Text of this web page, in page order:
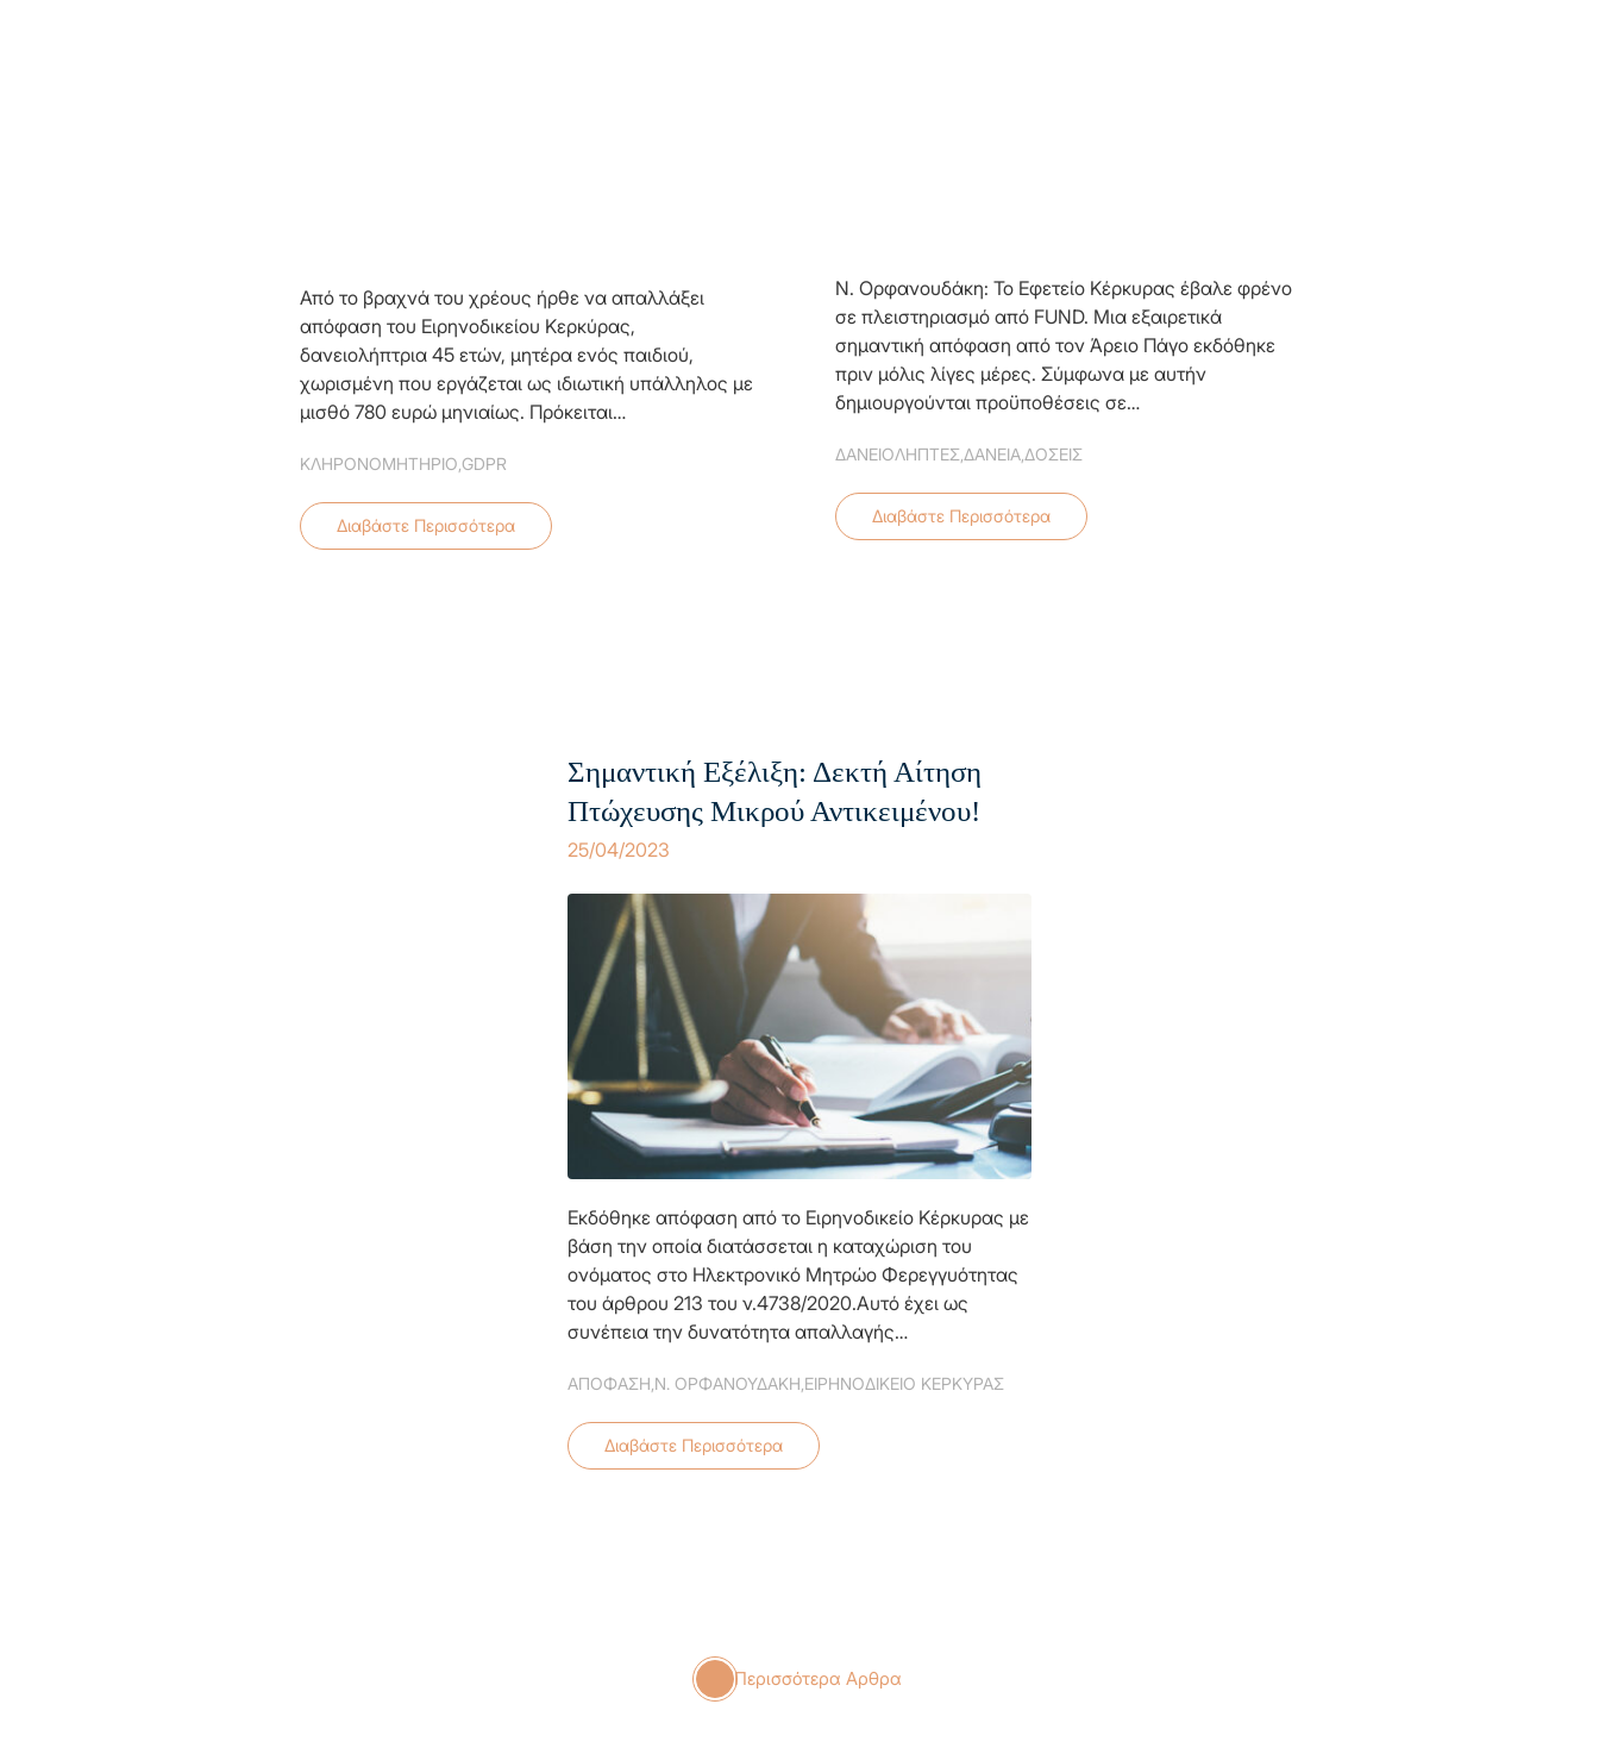
Από το βραχνά του χρέους ήρθε να απαλλάξει
απόφαση του Ειρηνοδικείου Κερκύρας,
δανειολήπτρια 45 ετών, μητέρα ενός παιδιού,
χωρισμένη που εργάζεται ως ιδιωτική υπάλληλος με
μισθό 780 ευρώ μηνιαίως. Πρόκειται…
ΚΛΗΡΟΝΟΜΗΤΗΡΙΟ GDPR
Διαβάστε Περισσότερα
Ν. Ορφανουδάκη: Το Εφετείο Κέρκυρας έβαλε φρένο
σε πλειστηριασμό από FUND. Μια εξαιρετικά
σημαντική απόφαση από τον Άρειο Πάγο εκδόθηκε
πριν μόλις λίγες μέρες. Σύμφωνα με αυτήν
δημιουργούνται προϋποθέσεις σε…
ΔΑΝΕΙΟΛΗΠΤΕΣ ΔΑΝΕΙΑ, ΔΟΣΕΙΣ
Διαβάστε Περισσότερα
Σημαντική Εξέλιξη: Δεκτή Αίτηση
Πτώχευσης Μικρού Αντικειμένου!
25/04/2023
Εκδόθηκε απόφαση από το Ειρηνοδικείο Κέρκυρας με
βάση την οποία διατάσσεται η καταχώριση του
ονόματος στο Ηλεκτρονικό Μητρώο Φερεγγυότητας
του άρθρου 213 του ν.4738/2020.Αυτό έχει ως
συνέπεια την δυνατότητα απαλλαγής…
ΑΠΟΦΑΣΗ Ν. ΟΡΦΑΝΟΥΔΑΚΗ ΕΙΡΗΝΟΔΙΚΕΙΟ ΚΕΡΚΥΡΑΣ
Διαβάστε Περισσότερα
Περισσότερα Αρθρα